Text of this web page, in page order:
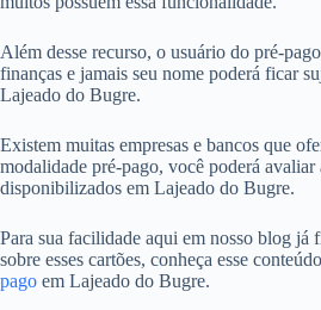
Além desse recurso, o usuário do pré-
finanças e jamais seu nome poderá ficar
Lajeado do Bugre.
Existem muitas empresas e bancos que
modalidade pré-pago, você poderá avaliar
disponibilizados em Lajeado do Bugre.
Para sua facilidade aqui em nosso blog já
sobre esses cartões, conheça esse
pago em Lajeado do Bugre.